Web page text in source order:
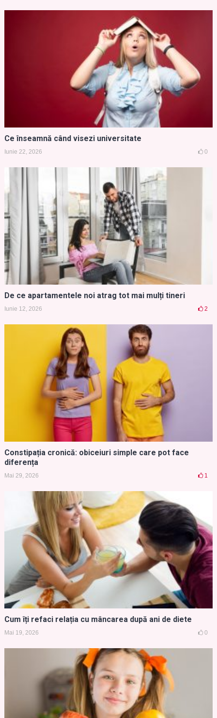
Ce înseamnă când visezi universitate
Iunie 22, 2026 0
De ce apartamentele noi atrag tot mai mulți tineri
Iunie 12, 2026 2
Constipația cronică: obiceiuri simple care pot face
diferența
Mai 29, 2026 1
Cum îți refaci relația cu mâncarea după ani de diete
Mai 19, 2026 0